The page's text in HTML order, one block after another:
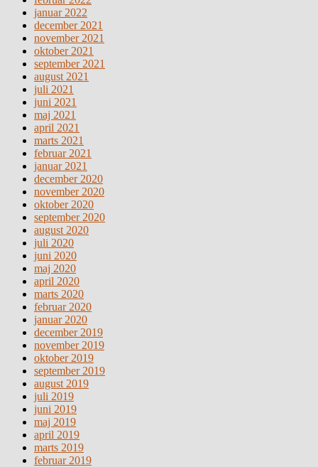
januar 2022
december 2021
november 2021
oktober 2021
september 2021
august 2021
juli 2021
juni 2021
maj 2021
april 2021
marts 2021
februar 2021
januar 2021
december 2020
november 2020
oktober 2020
september 2020
august 2020
juli 2020
juni 2020
maj 2020
april 2020
marts 2020
februar 2020
januar 2020
december 2019
november 2019
oktober 2019
september 2019
august 2019
juli 2019
juni 2019
maj 2019
april 2019
marts 2019
februar 2019